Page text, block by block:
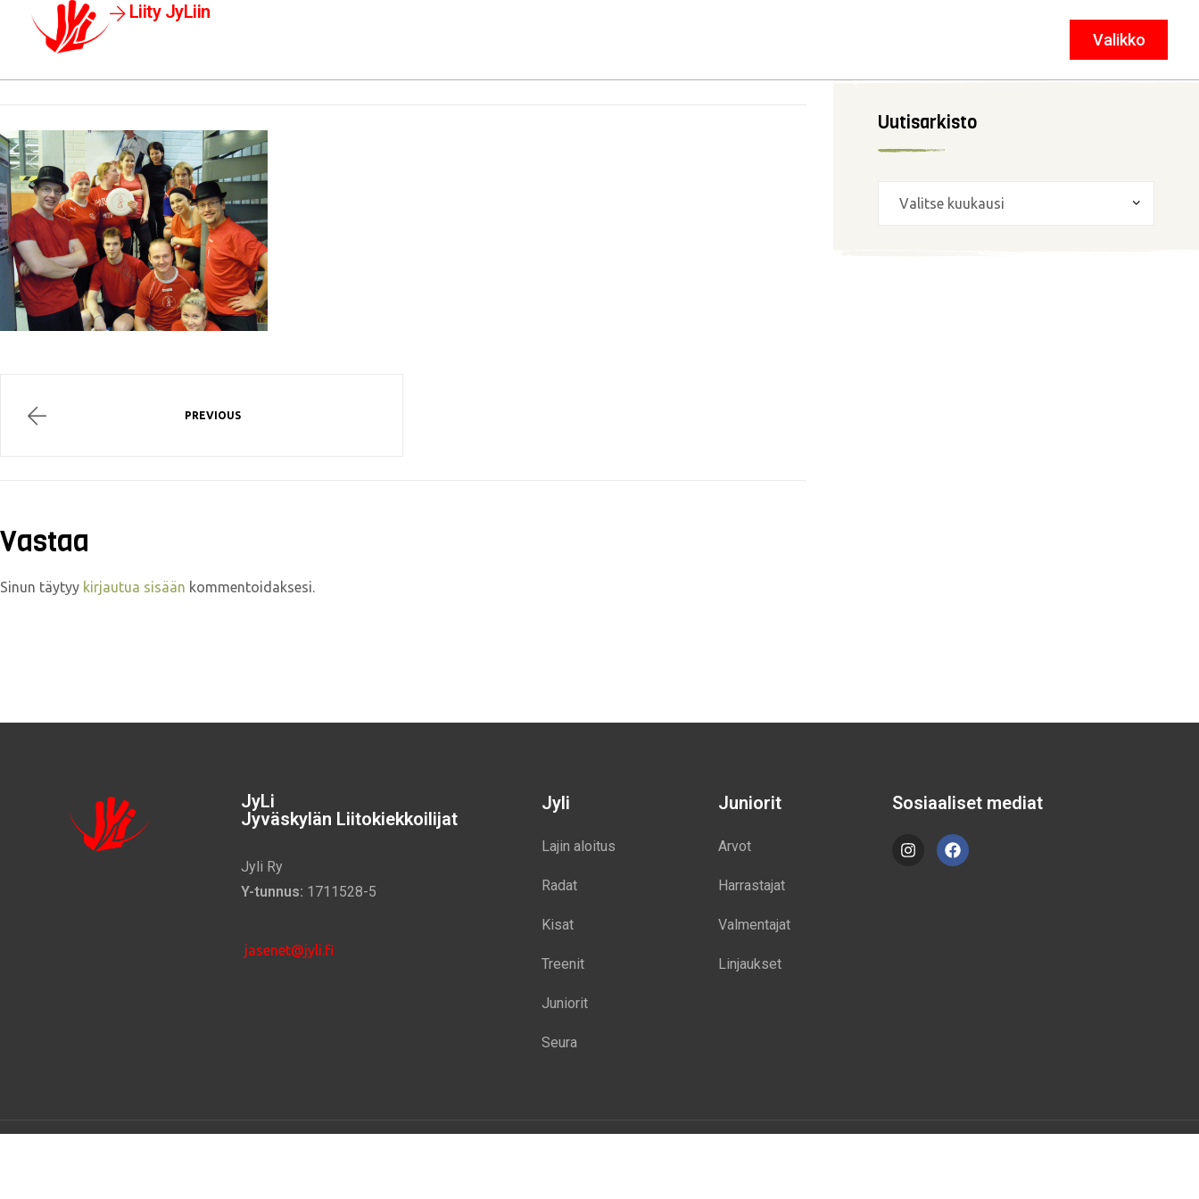
Liity JyLiin
Valikko
Sulje
PREVIOUS
Vastaa
Sinun täytyy kirjautua sisään kommentoidaksesi.
Uutisarkisto
JyLi
Jyväskylän Liitokiekkoilijat
Jyli Ry
Y-tunnus: 1711528-5
jasenet@jyli.fi
Jyli
Lajin aloitus
Radat
Kisat
Treenit
Juniorit
Seura
Juniorit
Arvot
Harrastajat
Valmentajat
Linjaukset
Sosiaaliset mediat